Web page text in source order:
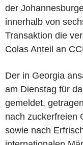
der
innerhalb von
Transaktion die
Colas Anteil an
Der in Georgia
am Dienstag für
gemeldet,
nach zuckerfreien
sowie nach